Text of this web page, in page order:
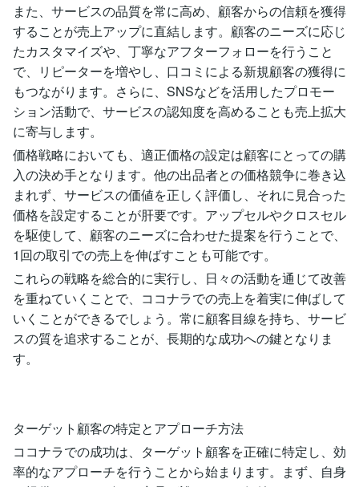
また、サービスの品質を常に高め、顧客からの信頼を獲得
することが売上アップに直結します。顧客のニーズに応じ
たカスタマイズや、丁寧なアフターフォローを行うこと
で、リピーターを増やし、口コミによる新規顧客の獲得に
もつながります。さらに、SNSなどを活用したプロモー
ション活動で、サービスの認知度を高めることも売上拡大
に寄与します。
価格戦略においても、適正価格の設定は顧客にとっての購
入の決め手となります。他の出品者との価格競争に巻き込
まれず、サービスの価値を正しく評価し、それに見合った
価格を設定することが肝要です。アップセルやクロスセル
を駆使して、顧客のニーズに合わせた提案を行うことで、
1回の取引での売上を伸ばすことも可能です。
これらの戦略を総合的に実行し、日々の活動を通じて改善
を重ねていくことで、ココナラでの売上を着実に伸ばして
いくことができるでしょう。常に顧客目線を持ち、サービ
スの質を追求することが、長期的な成功への鍵となりま
す。
ターゲット顧客の特定とアプローチ方法
ココナラでの成功は、ターゲット顧客を正確に特定し、効
率的なアプローチを行うことから始まります。まず、自身